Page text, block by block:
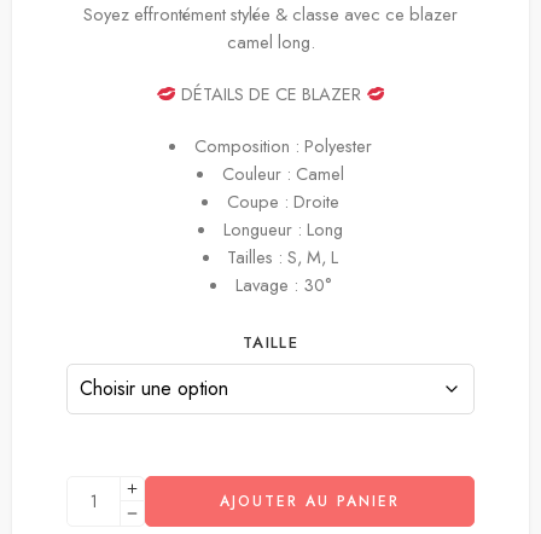
Soyez effrontément stylée & classe avec ce blazer
camel long.
DÉTAILS DE CE BLAZER
Composition : Polyester
Couleur : Camel
Coupe : Droite
Longueur : Long
Tailles : S, M, L
Lavage : 30°
TAILLE
AJOUTER AU PANIER